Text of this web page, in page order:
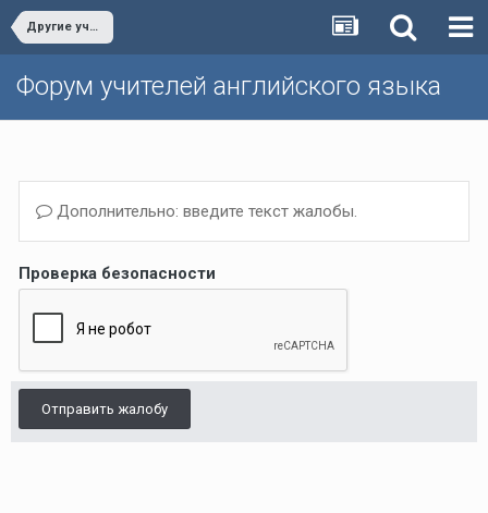
Другие учебники/Other textbooks
Форум учителей английского языка
Дополнительно: введите текст жалобы.
Проверка безопасности
Отправить жалобу